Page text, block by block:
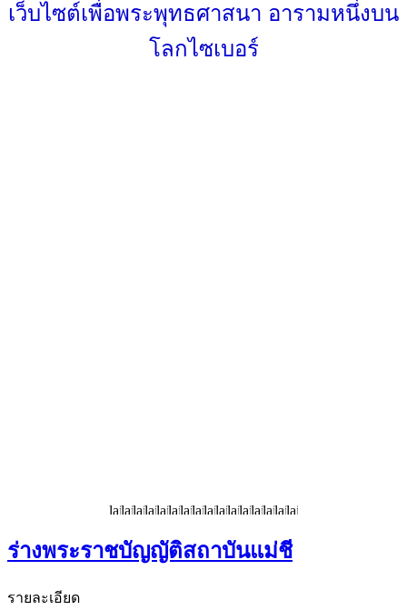
เว็บไซต์เพื่อพระพุทธศาสนา อารามหนึ่งบน
โลกไซเบอร์
ร่างพระราชบัญญัติสถาบันแม่ชี
รายละเอียด